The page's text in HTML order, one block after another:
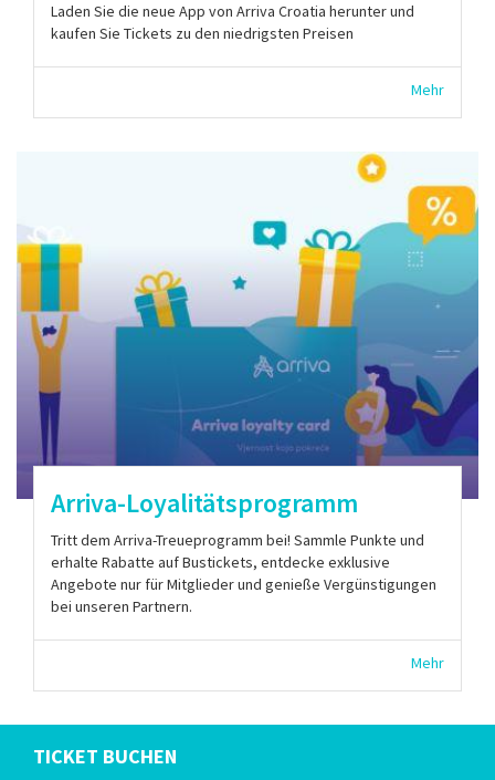
Laden Sie die neue App von Arriva Croatia herunter und
kaufen Sie Tickets zu den niedrigsten Preisen
Mehr
Arriva-Loyalitätsprogramm
Tritt dem Arriva-Treueprogramm bei! Sammle Punkte und
erhalte Rabatte auf Bustickets, entdecke exklusive
Angebote nur für Mitglieder und genieße Vergünstigungen
bei unseren Partnern.
Mehr
TICKET BUCHEN